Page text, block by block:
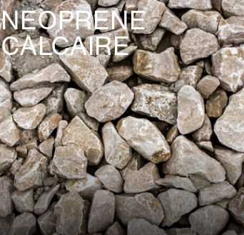
NEOPRENE
CALCAIRE